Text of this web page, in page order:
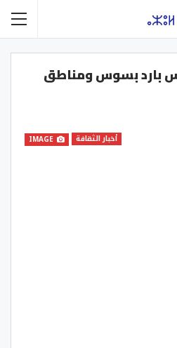
بارد بسوس ومناطق
أخبار الثقافة